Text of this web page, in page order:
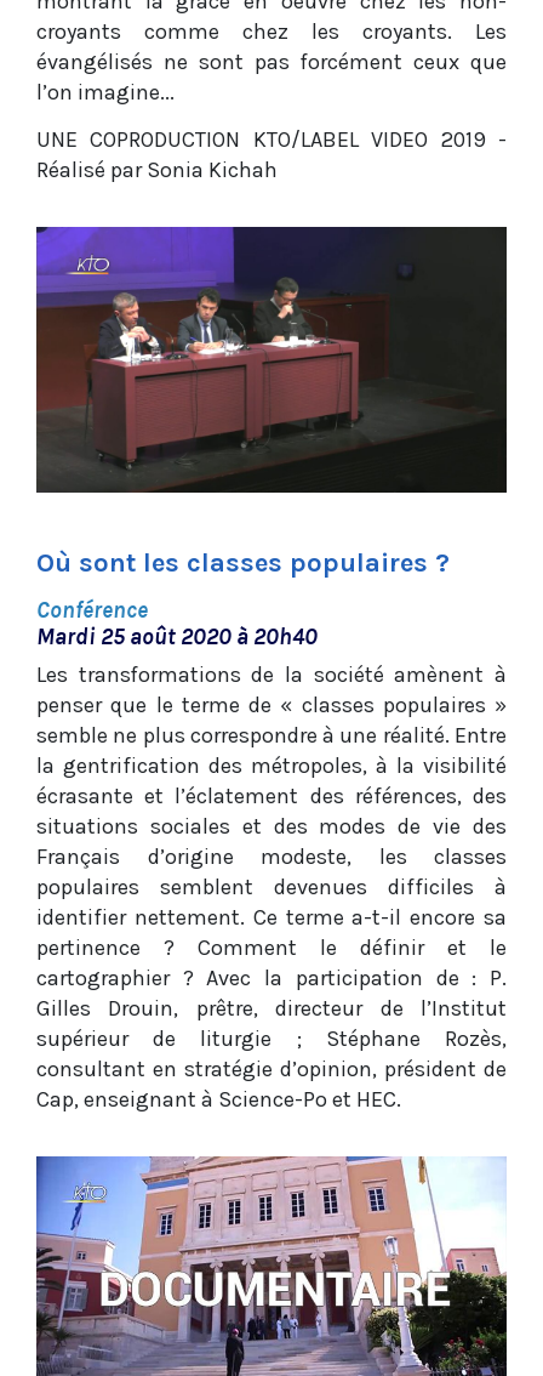
croyants comme chez les croyants. Les
évangélisés ne sont pas forcément ceux que
l’on imagine...
UNE COPRODUCTION KTO/LABEL VIDEO 2019 -
Réalisé par Sonia Kichah
Où sont les classes populaires ?
Conférence
Mardi 25 août 2020 à 20h40
Les transformations de la société amènent à
penser que le terme de « classes populaires »
semble ne plus correspondre à une réalité. Entre
la gentrification des métropoles, à la visibilité
écrasante et l’éclatement des références, des
situations sociales et des modes de vie des
Français d’origine modeste, les classes
populaires semblent devenues difficiles à
identifier nettement. Ce terme a-t-il encore sa
pertinence ? Comment le définir et le
cartographier ? Avec la participation de : P.
Gilles Drouin, prêtre, directeur de l’Institut
supérieur de liturgie ; Stéphane Rozès,
consultant en stratégie d’opinion, président de
Cap, enseignant à Science-Po et HEC.